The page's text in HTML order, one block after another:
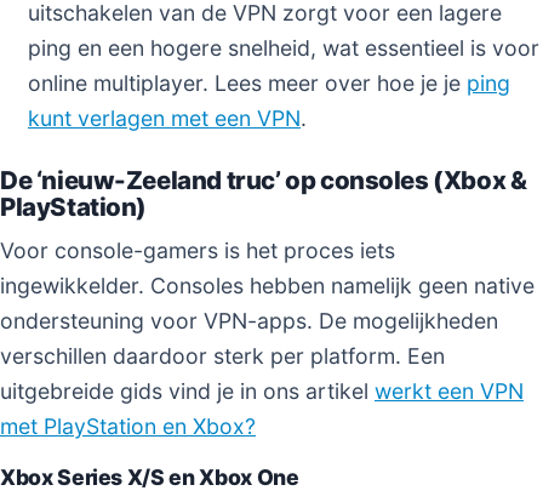
uitschakelen van de VPN zorgt voor een lagere
ping en een hogere snelheid, wat essentieel is voor
online multiplayer. Lees meer over hoe je je ping
kunt verlagen met een VPN.
De ‘nieuw-Zeeland truc’ op consoles (Xbox &
PlayStation)
Voor console-gamers is het proces iets
ingewikkelder. Consoles hebben namelijk geen native
ondersteuning voor VPN-apps. De mogelijkheden
verschillen daardoor sterk per platform. Een
uitgebreide gids vind je in ons artikel werkt een VPN
met PlayStation en Xbox?
Xbox Series X/S en Xbox One